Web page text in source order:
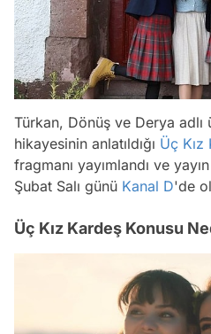
Türkan, Dönüş ve Derya adlı
hikayesinin anlatıldığı Üç Kız
fragmanı yayımlandı ve
Şubat Salı günü Kanal D'de
Üç Kız Kardeş Konusu